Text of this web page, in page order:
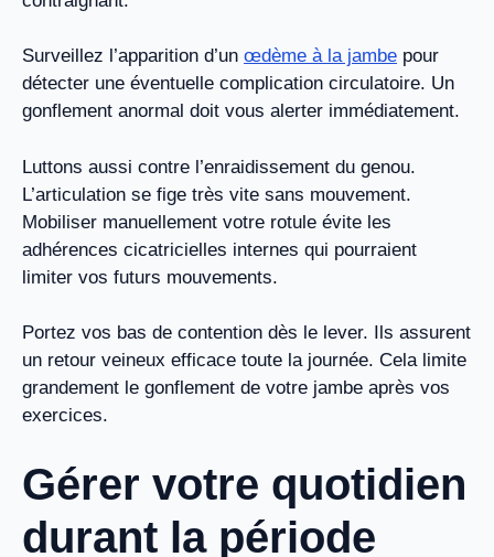
Surveillez l’apparition d’un œdème à la jambe pour
détecter une éventuelle complication circulatoire. Un
gonflement anormal doit vous alerter immédiatement.
Luttons aussi contre l’enraidissement du genou.
L’articulation se fige très vite sans mouvement.
Mobiliser manuellement votre rotule évite les
adhérences cicatricielles internes qui pourraient
limiter vos futurs mouvements.
Portez vos bas de contention dès le lever. Ils assurent
un retour veineux efficace toute la journée. Cela limite
grandement le gonflement de votre jambe après vos
exercices.
Gérer votre quotidien
durant la période